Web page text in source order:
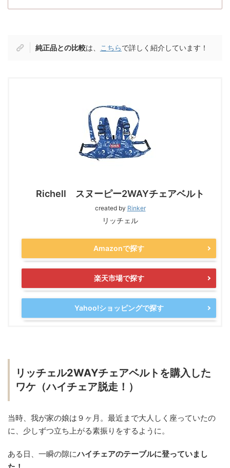
純正品との比較は、 こちらで詳しく紹介しています！
Richell スヌーピー2WAYチェアベルト
created by Rinker
リッチェル
Amazonで探す
楽天市場で探す
Yahoo!ショッピングで探す
リッチェル2WAYチェアベルトを購入した
ワケ（ハイチェア脱走！）
当時、我が家の娘は９ヶ月。最近まで大人しく座っていたの
に、少しずつ立ち上がる素振りをするように。
ある日、一瞬の隙にハイチェアのテーブルに登っていまし